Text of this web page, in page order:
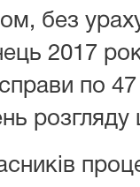
без
2017
по
розгляду